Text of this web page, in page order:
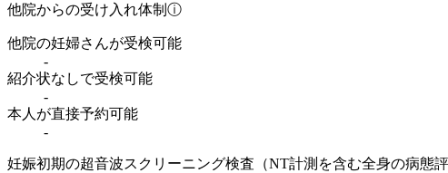
他院からの受け入れ体制 ⓘ
他院の妊婦さんが受検可能
-
紹介状なしで受検可能
-
本人が直接予約可能
-
妊娠初期の超音波スクリーニング検査（NT計測を含む全身の病態